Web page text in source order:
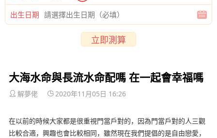
出生日期
立即測算
大海水命與長流水命配嗎 在一起會幸福嗎
解夢佬 2020年11月05日 16:26
在以前的時候大家都是很重視門當戶對的，因為門當戶對的人三觀
比較合適，興趣也會比較相同，雖然現在我們提倡的是自由戀愛，